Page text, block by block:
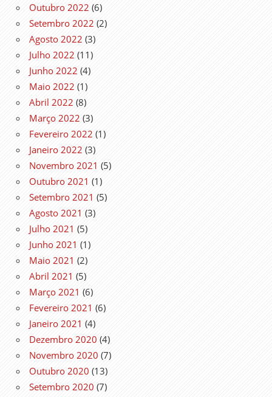
Outubro 2022 (6)
Setembro 2022 (2)
Agosto 2022 (3)
Julho 2022 (11)
Junho 2022 (4)
Maio 2022 (1)
Abril 2022 (8)
Março 2022 (3)
Fevereiro 2022 (1)
Janeiro 2022 (3)
Novembro 2021 (5)
Outubro 2021 (1)
Setembro 2021 (5)
Agosto 2021 (3)
Julho 2021 (5)
Junho 2021 (1)
Maio 2021 (2)
Abril 2021 (5)
Março 2021 (6)
Fevereiro 2021 (6)
Janeiro 2021 (4)
Dezembro 2020 (4)
Novembro 2020 (7)
Outubro 2020 (13)
Setembro 2020 (7)